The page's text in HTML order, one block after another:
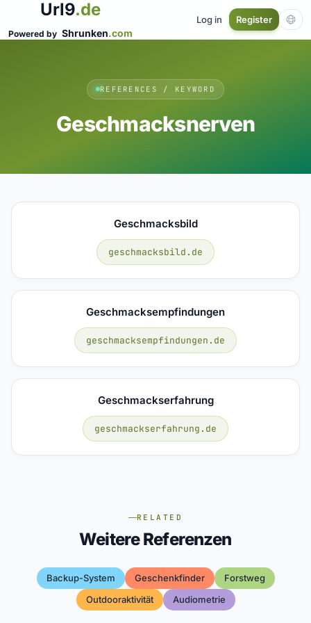
Url9.de
Powered by Shrunken.com
Log in Register
REFERENCES / KEYWORD
Geschmacksnerven
Geschmacksbild
geschmacksbild.de
Geschmacksempfindungen
geschmacksempfindungen.de
Geschmackserfahrung
geschmackserfahrung.de
RELATED
Weitere Referenzen
Backup-System Geschenkfinder
Forstweg
Outdooraktivität
Audiometrie